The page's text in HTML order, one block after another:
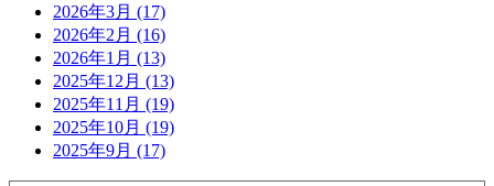
2026年3月 (17)
2026年2月 (16)
2026年1月 (13)
2025年12月 (13)
2025年11月 (19)
2025年10月 (19)
2025年9月 (17)